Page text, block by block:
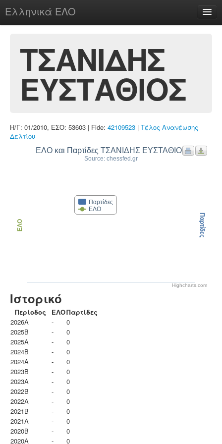
Ελληνικά ΕΛΟ
chesstu.be @ discord
Login
ΤΣΑΝΙΔΗΣ
ΕΥΣΤΑΘΙΟΣ
Η/Γ: 01/2010, ΕΣΟ: 53603 | Fide: 42109523 | Τέλος Ανανέωσης
Δελτίου
ΕΛΟ και Παρτίδες ΤΣΑΝΙΔΗΣ ΕΥΣΤΑΘΙΟΣ
Source: chessfed.gr
Παρτίδες
ΕΛΟ
ΕΛΟ Παρτίδες
Highcharts.com
Ιστορικό
Περίοδος ΕΛΟΠαρτίδες
2026A
-
0
2025B
-
0
2025A
-
0
2024B
-
0
2024A
-
0
2023B
-
0
2023Α
-
0
2022B
-
0
2022A
-
0
2021B
-
0
2021A
-
0
2020B
-
0
2020A
- 0